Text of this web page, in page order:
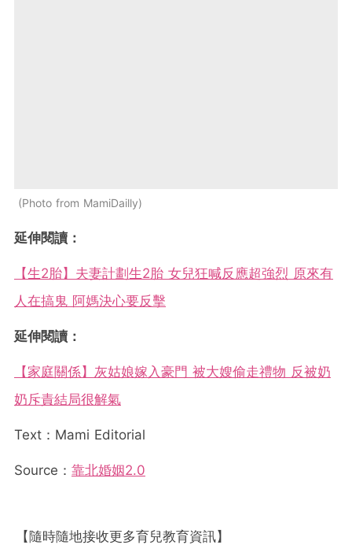
Photo from MamiDailly
延伸閱讀：
【生2胎】夫妻計劃生2胎 女兒狂喊反應超強烈 原來有
人在搞鬼 阿媽決心要反擊
延伸閱讀：
【家庭關係】灰姑娘嫁入豪門 被大嫂偷走禮物 反被奶
奶斥責結局很解氣
Text：Mami Editorial
Source： 靠北婚姻2.0
【隨時隨地接收更多育兒教育資訊】